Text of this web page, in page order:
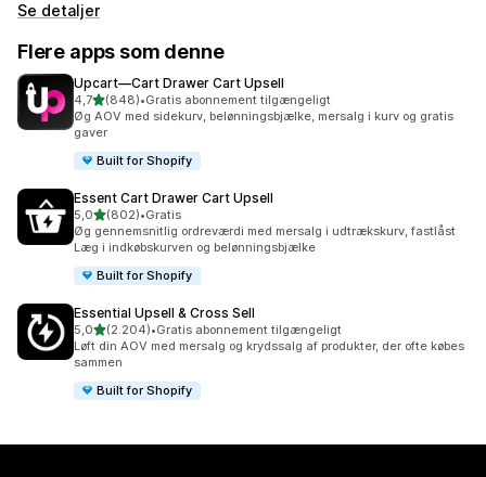
Se detaljer
Flere apps som denne
Upcart—Cart Drawer Cart Upsell
4,7ud af 5 stjerner
(848)
848 anmeldelser i alt
•Gratis abonnement tilgængeligt
Øg AOV med sidekurv, belønningsbjælke, mersalg i kurv og gratis
gaver
Built for Shopify
Essent Cart Drawer Cart Upsell
5,0ud af 5 stjerner
(802)
802 anmeldelser i alt
•Gratis
Øg gennemsnitlig ordreværdi med mersalg i udtrækskurv, fastlåst
Læg i indkøbskurven og belønningsbjælke
Built for Shopify
Essential Upsell & Cross Sell
5,0ud af 5 stjerner
(2.204)
2204 anmeldelser i alt
•Gratis abonnement tilgængeligt
Løft din AOV med mersalg og krydssalg af produkter, der ofte købes
sammen
Built for Shopify